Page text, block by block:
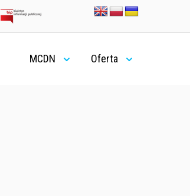
MCDN Oferta